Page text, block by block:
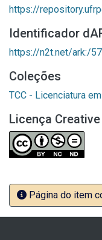
https://
Identificador
https://n2t.net/ark:/
Coleções
TCC - Licenciatura
Licença
Página do item